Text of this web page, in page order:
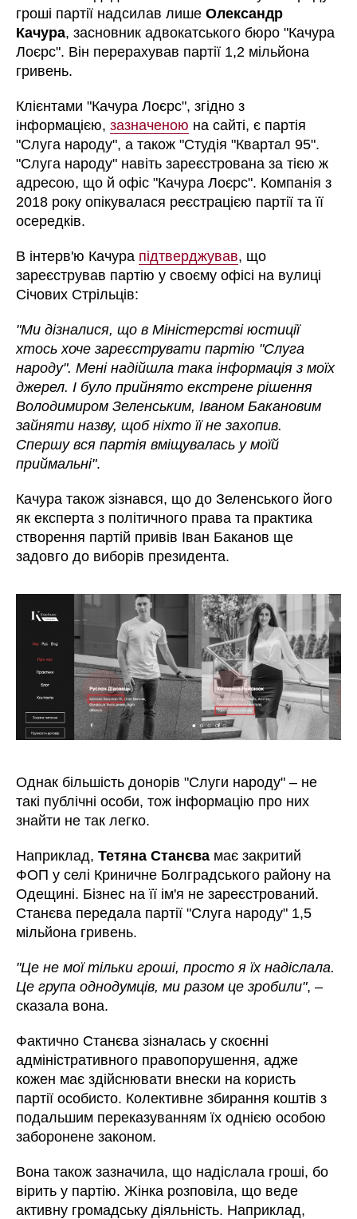
гроші партії надсилав лишеОлександр
Качура, засновник адвокатського бюро "Качура
Лоєрс". Він перерахував партії 1,2 мільйона
гривень.
Клієнтами "Качура Лоєрс", згідно з
інформацією,зазначеною на сайті, є партія
"Слуга народу", а також "Студія "Квартал 95".
"Слуга народу" навіть зареєстрована за тією ж
адресою, що й офіс "Качура Лоєрс". Компанія з
2018 року опікувалася реєстрацією партії та її
осередків.
В інтерв'ю Качура підтверджував, що
зареєстрував партію у своєму офісі на вулиці
Січових Стрільців:
"Ми дізналися, що в Міністерстві юстиції
хтось хоче зареєструвати партію "Слуга
народу". Мені надійшла така інформація з моїх
джерел. І було прийнято екстрене рішення
Володимиром Зеленським, Іваном Бакановим
зайняти назву, щоб ніхто її не захопив.
Спершу вся партія вміщувалась у моїй
приймальні".
Качура також зізнався, що до Зеленського його
як експерта з політичного права та практика
створення партій привів Іван Баканов ще
задовго до виборів президента.
Однак більшість донорів "Слуги народу" – не
такі публічні особи, тож інформацію про них
знайти не так легко.
Наприклад,Тетяна Станєва має закритий
ФОП у селі Криничне Болградського району на
Одещині. Бізнес на її ім'я не зареєстрований.
Станєва передала партії "Слуга народу" 1,5
мільйона гривень.
"Це не мої тільки гроші, просто я їх надіслала.
Це група однодумців, ми разом це зробили", –
сказала вона.
Фактично Станєва зізналась у скоєнні
адміністративного правопорушення, адже
кожен має здійснювати внески на користь
партії особисто. Колективне збирання коштів з
подальшим переказуванням їх однією особою
заборонене законом.
Вона також зазначила, що надіслала гроші, бо
вірить у партію. Жінка розповіла, що веде
активну громадську діяльність. Наприклад,